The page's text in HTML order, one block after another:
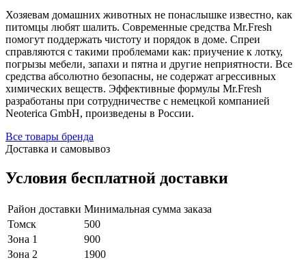
Хозяевам домашних животных не понаслышке известно, как
питомцы любят шалить. Современные средства Mr.Fresh
помогут поддержать чистоту и порядок в доме. Спреи
справляются с такими проблемами как: приучение к лотку,
погрызы мебели, запахи и пятна и другие неприятности. Все
средства абсолютно безопасны, не содержат агрессивных
химических веществ. Эффективные формулы Mr.Fresh
разработаны при сотрудничестве с немецкой компанией
Neoterica GmbH, произведены в России.
Все товары бренда
Доставка и самовывоз
Условия бесплатной доставки
Район доставки Минимальная сумма заказа
Томск
500
Зона 1
900
Зона 2
1900